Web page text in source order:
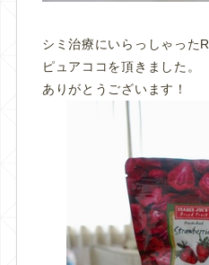
シミ治療にいらっしゃった
ピュアココを頂きました。
ありがとうございます！